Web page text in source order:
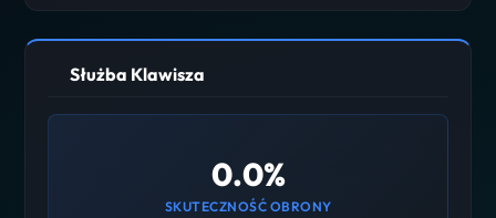
Służba Klawisza
0.0%
SKUTECZNOŚĆ OBRONY